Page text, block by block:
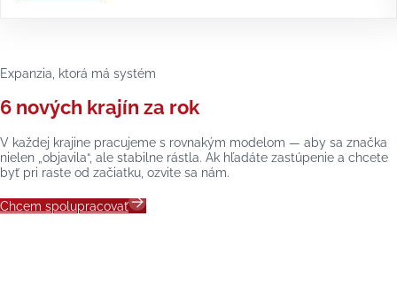
Expanzia, ktorá má systém
6 nových krajín za rok
V každej krajine pracujeme s rovnakým modelom — aby sa značka
nielen „objavila“, ale stabilne rástla. Ak hľadáte zastúpenie a chcete
byť pri raste od začiatku, ozvite sa nám.
Chcem spolupracovať